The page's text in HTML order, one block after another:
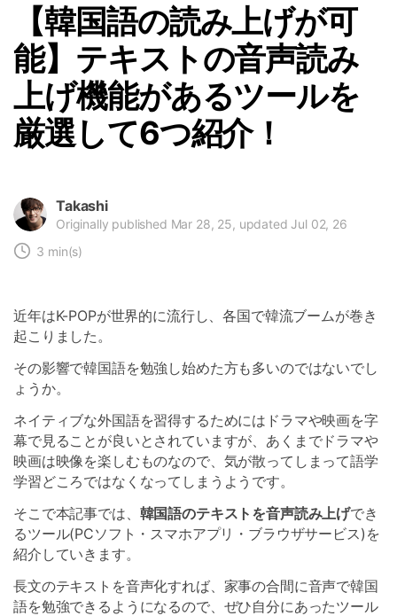
【韓国語の読み上げが可
能】テキストの音声読み
上げ機能があるツールを
厳選して6つ紹介！
Takashi
Originally published Mar 28, 25, updated Jul 02, 26
3 min(s)
近年はK-POPが世界的に流行し、各国で韓流ブームが巻き
起こりました。
その影響で韓国語を勉強し始めた方も多いのではないでし
ょうか。
ネイティブな外国語を習得するためにはドラマや映画を字
幕で見ることが良いとされていますが、あくまでドラマや
映画は映像を楽しむものなので、気が散ってしまって語学
学習どころではなくなってしまうようです。
そこで本記事では、 韓国語のテキストを音声読み上げでき
るツール(PCソフト・スマホアプリ・ブラウザサービス)を
紹介していきます。
長文のテキストを音声化すれば、家事の合間に音声で韓国
語を勉強できるようになるので、ぜひ自分にあったツール